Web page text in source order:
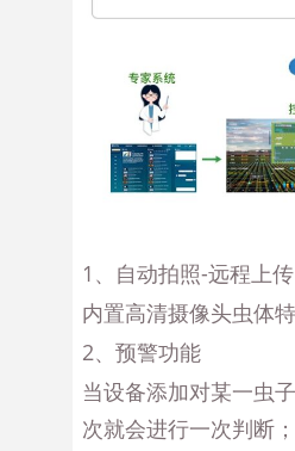
1、自动拍照-远程上传
内置高清摄像头虫体
2、预警功能
当设备添加对某一虫
次就会进行一次判断；